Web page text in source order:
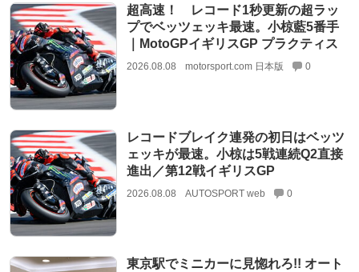
超高速！ レコード1秒更新の超ラッ
プでベッツェッキ最速。小椋藍5番手
｜MotoGPイギリスGP プラクティス
2026.08.08 motorsport.com 日本版 0
レコードブレイク連発の初日はベッツ
ェッキが最速。小椋は5戦連続Q2直接
進出／第12戦イギリスGP
2026.08.08 AUTOSPORT web 0
東京駅でミニカーに見惚れろ!! オート